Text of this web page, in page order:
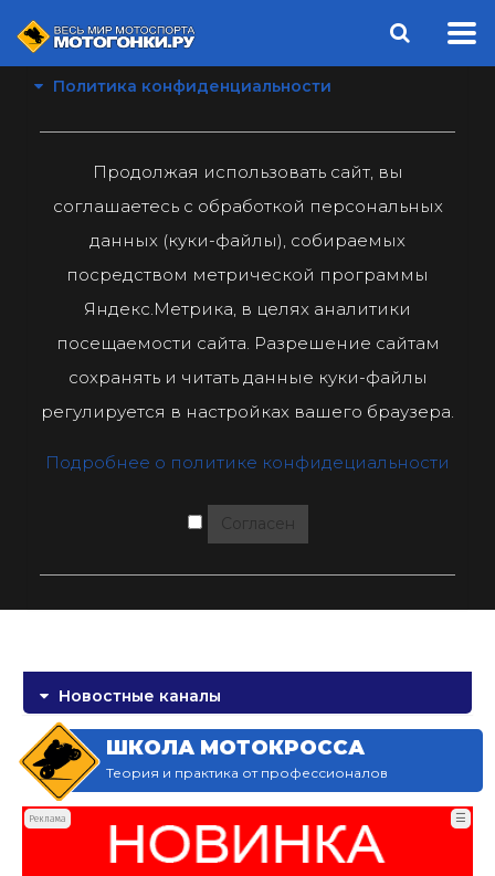
Политика конфиденциальности
Продолжая использовать сайт, вы
соглашаетесь с обработкой персональных
данных (куки-файлы), собираемых
посредством метрической программы
Яндекс.Метрика, в целях аналитики
посещаемости сайта. Разрешение сайтам
сохранять и читать данные куки-файлы
регулируется в настройках вашего браузера.
Подробнее о политике конфидециальности
Согласен
Новостные каналы
ШКОЛА МОТОКРОССА
Теория и практика от профессионалов
Реклама ☰